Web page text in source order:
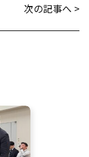
次の記事へ >